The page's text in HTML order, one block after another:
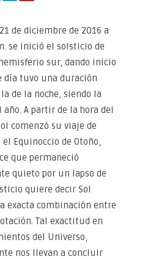
de diciembre de 2016 a
se inició el solsticio de
sur, dando inicio
día tuvo una duración
de la noche, siendo la
año. A partir de la hora del
comenzó su viaje de
Equinoccio de Otoño,
que permaneció
quieto por un lapso de
quiere decir Sol
exacta combinación entre
Tal exactitud en
del Universo,
nos llevan a concluir